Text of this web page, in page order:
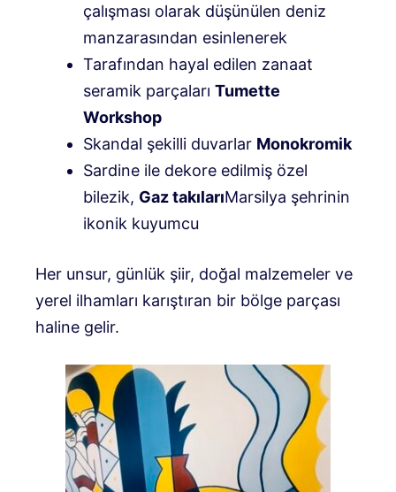
çalışması olarak düşünülen deniz
manzarasından esinlenerek
Tarafından hayal edilen zanaat
seramik parçaları Tumette
Workshop
Skandal şekilli duvarlar Monokromik
Sardine ile dekore edilmiş özel
bilezik, Gaz takılarıMarsilya şehrinin
ikonik kuyumcu
Her unsur, günlük şiir, doğal malzemeler ve
yerel ilhamları karıştıran bir bölge parçası
haline gelir.